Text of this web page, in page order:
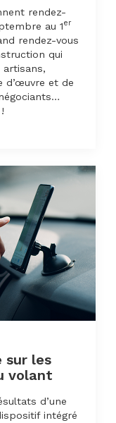
rendez-
au 1er
rendez-vous
qui
artisans,
d’œuvre et de
sur les
volant
d’une
intégré